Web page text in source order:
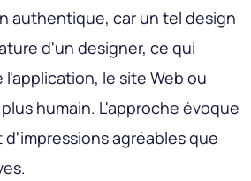
authentique, car un tel design
d'un designer, ce qui
le site Web ou
humain. L'approche évoque
agréables que